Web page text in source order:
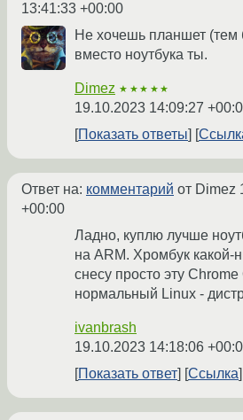
13:41:33 +00:00
Не хочешь планшет (тем
вместо ноутбука ты.
Dimez ★★★★★
19.10.2023 14:09:27
Показать ответы
Ответ на: комментарий от Dimez
+00:00
Ладно, куплю лучше
на ARM. Хромбук какой-
снесу просто эту
нормальный Linux -
ivanbrash
19.10.2023 14:18:06
Показать ответ Ссылка